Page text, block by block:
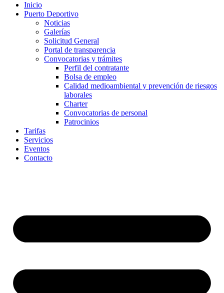
Inicio
Puerto Deportivo
Noticias
Galerías
Solicitud General
Portal de transparencia
Convocatorias y trámites
Perfil del contratante
Bolsa de empleo
Calidad medioambiental y prevención de riesgos
laborales
Charter
Convocatorias de personal
Patrocinios
Tarifas
Servicios
Eventos
Contacto